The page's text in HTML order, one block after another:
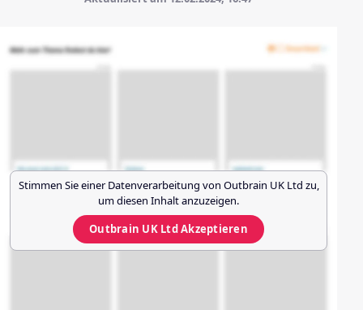
Stimmen Sie einer Datenverarbeitung von Outbrain UK Ltd zu,
um diesen Inhalt anzuzeigen.
Outbrain UK LtdAkzeptieren